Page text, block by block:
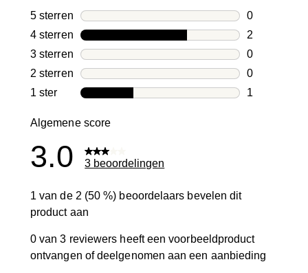
5 sterren sterren
0
0
4 sterren sterren
2
2
3 sterren sterren
0
0
2 sterren sterren
0
0
1 ster sterren
1
Algemene score
3.0 3 beoordelingen
1 van de 2 (50 %) beoordelaars bevelen dit
product aan
0 van 3 reviewers heeft een voorbeeldproduct
ontvangen of deelgenomen aan een aanbieding